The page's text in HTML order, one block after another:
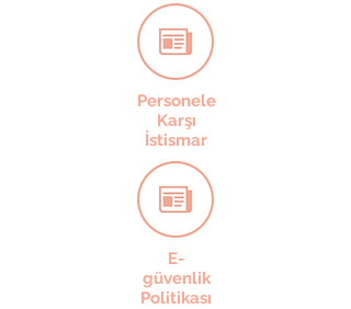
Personele
Karşı
İstismar
E-
güvenlik
Politikası